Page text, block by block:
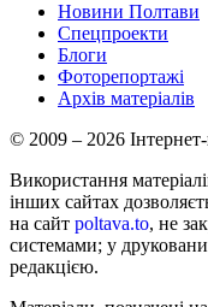
Новини Полтави
Спецпроекти
Блоги
Фоторепортажі
Архів матеріалів
© 2009 – 2026
Використання
інших сайтах
на сайт poltava.to, не
системами; у
редакцією.